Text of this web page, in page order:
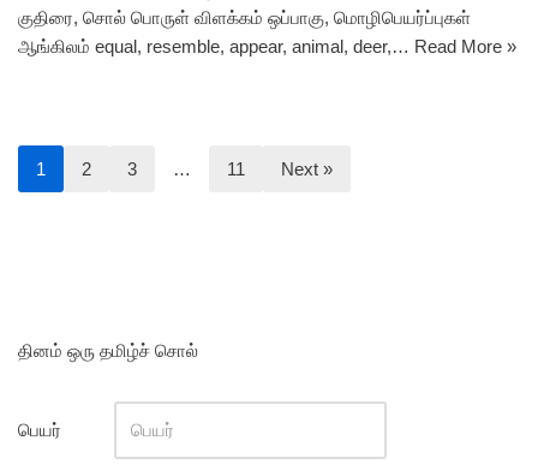
குதிரை, சொல் பொருள் விளக்கம் ஒப்பாகு, மொழிபெயர்ப்புகள்
ஆங்கிலம் equal, resemble, appear, animal, deer,… Read More »
1 2 3 … 11 Next »
தினம் ஒரு தமிழ்ச் சொல்
பெயர்